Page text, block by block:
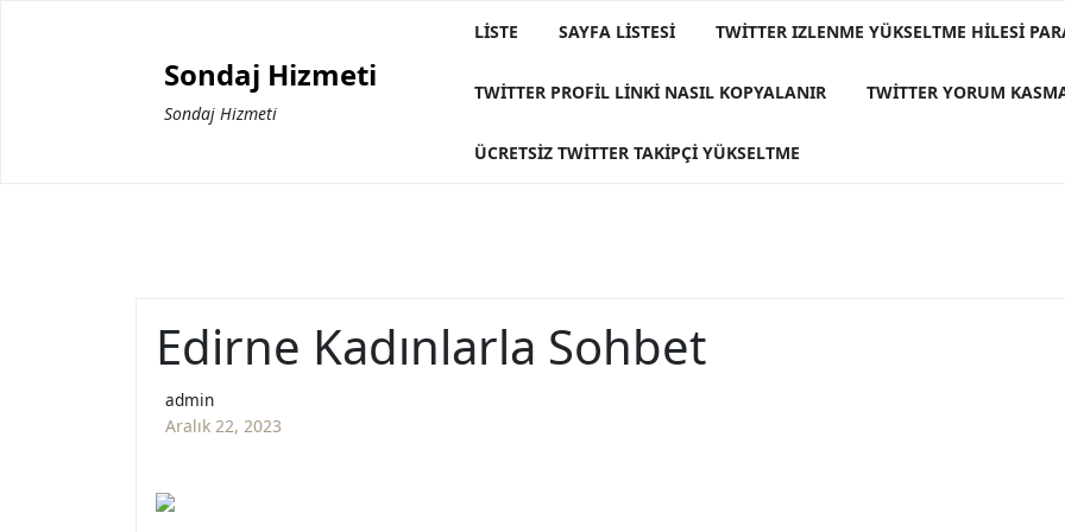
Sondaj Hizmeti
Sondaj Hizmeti
LISTE SAYFA LISTESI TWITTER IZLENME YÜKSELTME HILESI
TWITTER PROFIL LINKI NASIL KOPYALANIR TWITTER YORUM
ÜCRETSIZ TWITTER TAKIPÇI YÜKSELTME
Edirne Kadınlarla Sohbet
admin
Aralık 22, 2023